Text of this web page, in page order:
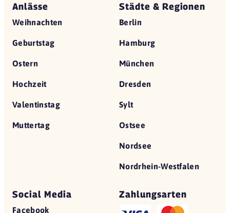
Anlässe
Weihnachten
Geburtstag
Ostern
Hochzeit
Valentinstag
Muttertag
Städte & Regionen
Berlin
Hamburg
München
Dresden
Sylt
Ostsee
Nordsee
Nordrhein-Westfalen
Social Media
Facebook
Zahlungsarten